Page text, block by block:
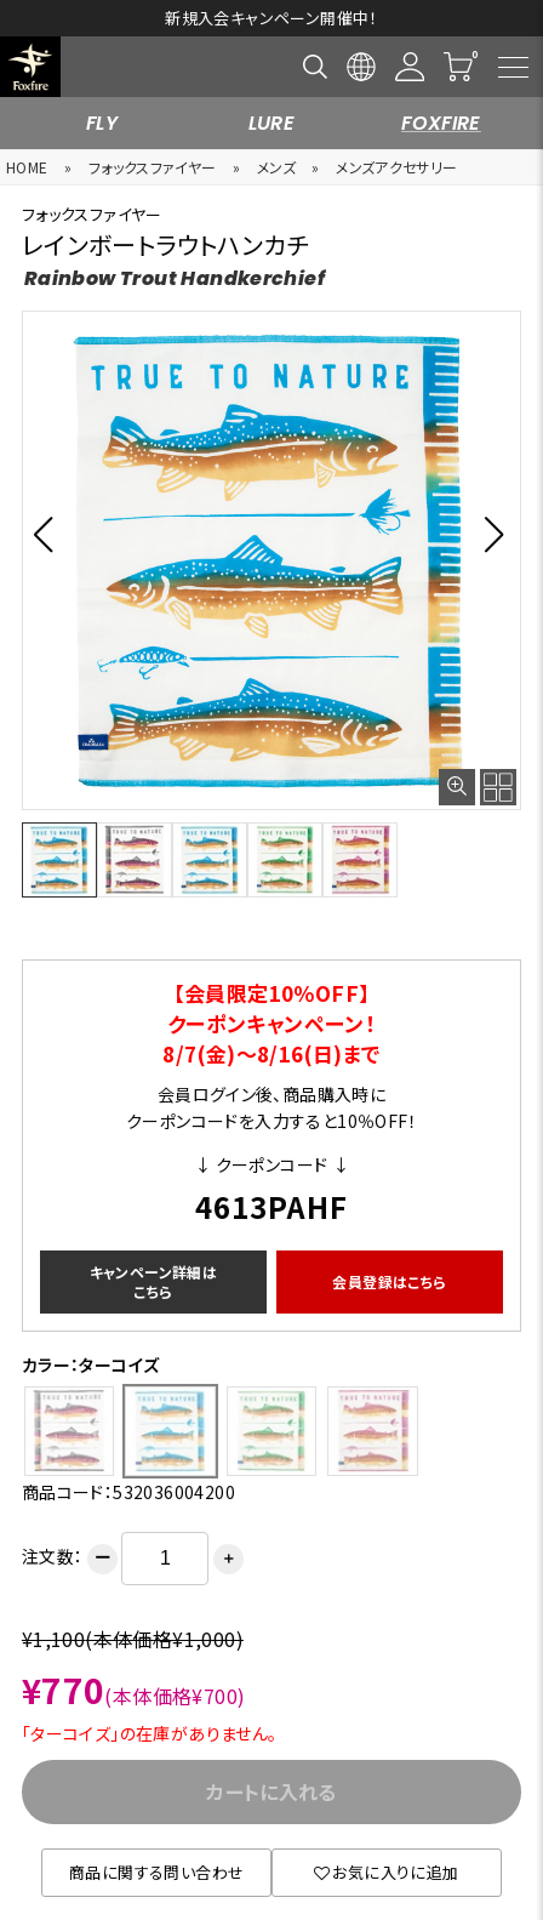
新規入会キャンペーン開催中！
FLY LURE FOXFIRE
HOME » フォックスファイヤー » メンズ » メンズアクセサリー
フォックスファイヤー
レインボートラウトハンカチ
Rainbow Trout Handkerchief
【会員限定10％OFF】
クーポンキャンペーン！
8/7(金)～8/16(日)まで
会員ログイン後、商品購入時に
クーポンコードを入力すると10％OFF！
↓ クーポンコード ↓
4613PAHF
キャンペーン詳細は
こちら
会員登録はこちら
カラー：ターコイズ
商品コード：532036004200
注文数： ー ＋
¥1,100(本体価格¥1,000)
¥770(本体価格¥700)
「ターコイズ」の在庫がありません。
カートに入れる
商品に関する問い合わせ お気に入りに追加